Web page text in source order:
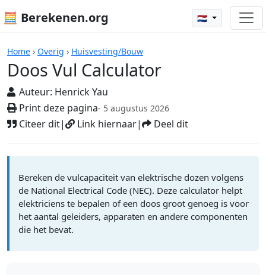
🧮 Berekenen.org 🇳🇱
Home › Overig › Huisvesting/Bouw
Doos Vul Calculator
Auteur: Henrick Yau
Print deze pagina- 5 augustus 2026
Citeer dit| Link hiernaar| Deel dit
Rekenmachines
Bereken de vulcapaciteit van elektrische dozen volgens
de National Electrical Code (NEC). Deze calculator helpt
elektriciens te bepalen of een doos groot genoeg is voor
het aantal geleiders, apparaten en andere componenten
die het bevat.